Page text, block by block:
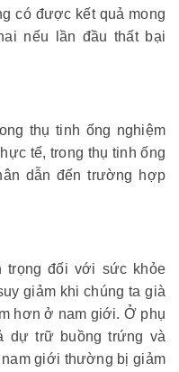
có được kết quả mong
nếu lần đầu thất bại
thụ tinh ống nghiệm
tế, trong thụ tinh ống
dẫn đến trường hợp
trọng đối với sức khỏe
giảm khi chúng ta già
hơn ở nam giới. Ở phụ
dự trữ buồng trứng và
giới thường bị giảm